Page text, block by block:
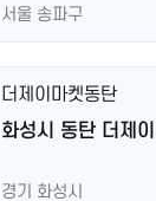
서울 송파구
더제이마켓동탄
화성시 동탄 더제
경기 화성시